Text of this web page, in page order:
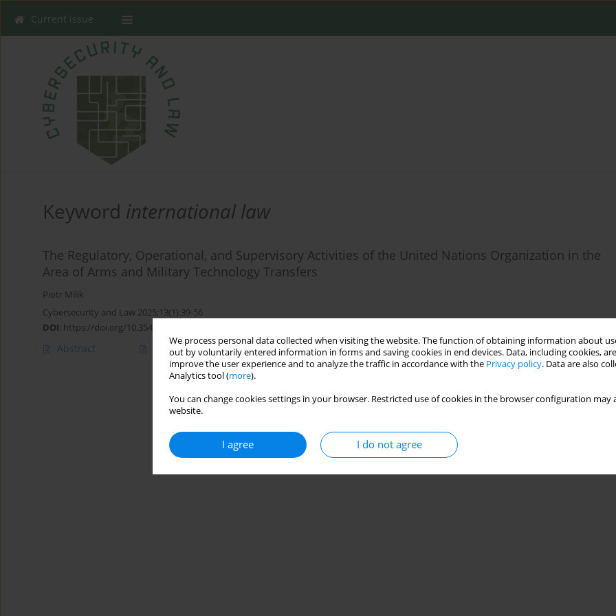
We process personal data collected when visiting the website. The function of obtaining information about
out by voluntarily entered information in forms and saving cookies in end devices. Data, including cookies,
improve the user experience and to analyze the traffic in accordance with the Privacy policy. Data are also
Analytics tool (more).
You can change cookies settings in your browser. Restricted use of cookies in the browser configuration
website.
I agree I do not agree
Current issue
Keyword international law
The Regulatory, Operational, and Supervisory Activities of the United Nations Organization in the
Area of Arms and Military Technology Transfers
Piotr Milik
Cybersecurity and Law 2025;13(1):39-56
DOI: https://doi.org/10.35467/cal/214595
Abstract Article(PDF) Stats